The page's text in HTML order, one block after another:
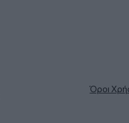
Όροι